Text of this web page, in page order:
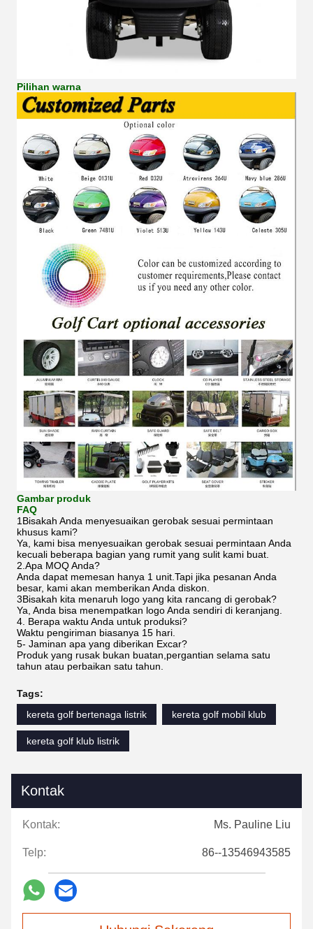
Pilihan warna
Gambar produk
FAQ
1Bisakah Anda menyesuaikan gerobak sesuai permintaan
khusus kami?
Ya, kami bisa menyesuaikan gerobak sesuai permintaan Anda
kecuali beberapa bagian yang rumit yang sulit kami buat.
2.Apa MOQ Anda?
Anda dapat memesan hanya 1 unit.Tapi jika pesanan Anda
besar, kami akan memberikan Anda diskon.
3Bisakah kita menaruh logo yang kita rancang di gerobak?
Ya, Anda bisa menempatkan logo Anda sendiri di keranjang.
4. Berapa waktu Anda untuk produksi?
Waktu pengiriman biasanya 15 hari.
5- Jaminan apa yang diberikan Excar?
Produk yang rusak bukan buatan,pergantian selama satu
tahun atau perbaikan satu tahun.
Tags:
kereta golf bertenaga listrik
kereta golf mobil klub
kereta golf klub listrik
Kontak
Kontak: Ms. Pauline Liu
Telp: 86--13546943585